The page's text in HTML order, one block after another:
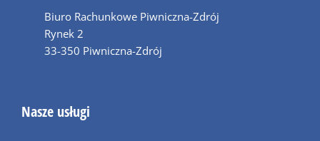
Biuro Rachunkowe Piwniczna-Zdrój
Rynek 2
33-350 Piwniczna-Zdrój
Nasze usługi